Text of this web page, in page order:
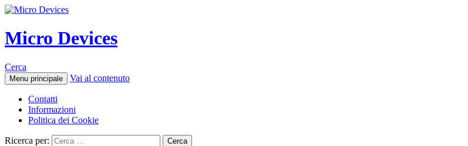
Micro Devices
Cerca
Menu principale Vai al contenuto
Contatti
Informazioni
Politica dei Cookie
Ricerca per: